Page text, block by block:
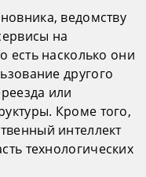
ведомству
на
есть насколько они
другого
или
Кроме того,
интеллект
технологических